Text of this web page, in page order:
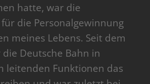
hatte, war die
die Personalgewinnung
meines Lebens. Seit dem
Deutsche Bahn in
leitenden Funktionen das